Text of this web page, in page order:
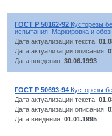
ГОСТ Р 50162-92 Кусторезы
испытания. Маркировка и
Дата актуализации текста:
Дата актуализации описания:
Дата введения: 30.06.1993
ГОСТ Р 50693-94 Кусторезы
Дата актуализации текста:
Дата актуализации описания:
Дата введения: 01.01.1995